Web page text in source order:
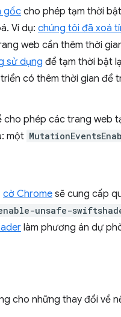
gốc cho phép tạm thời
Ví dụ: chúng tôi đã xoá
web cần thêm thời
sử dụng để tạm thời bật
có thêm thời gian để
phép các trang web
một
cờ Chrome sẽ cung cấp
unsafe-
làm phương án dự
cho những thay đổi về